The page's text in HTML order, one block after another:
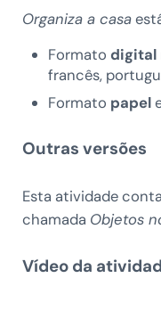
Organiza a casa
Formato digital
francês,
Formato papel
Outras versões
Esta atividade
chamada Objetos
Vídeo da